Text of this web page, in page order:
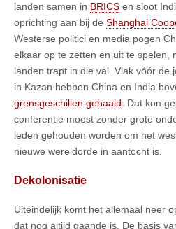
landen samen in BRICS en sloot
oprichting aan bij de Shanghai
Westerse politici en media pogen
elkaar op te zetten en uit te spelen,
landen trapt in die val. Vlak vóór de
in Kazan hebben China en India
grensgeschillen gehaald . Dat kon
conferentie moest zonder grote
leden gehouden worden om het
nieuwe wereldorde in aantocht is.
Dekolonisatie
Uiteindelijk komt het allemaal neer
dat nog altijd gaande is. De basis